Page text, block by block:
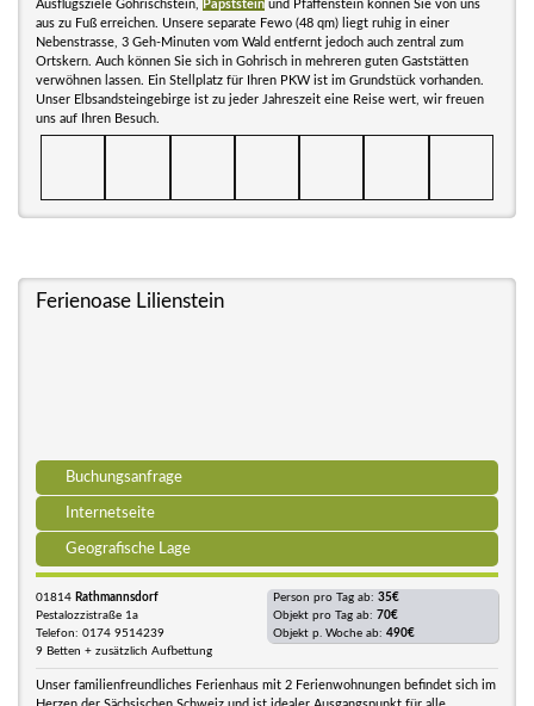
Ausflugsziele Gohrischstein, Papststein und Pfaffenstein können Sie von uns
aus zu Fuß erreichen. Unsere separate Fewo (48 qm) liegt ruhig in einer
Nebenstrasse, 3 Geh-Minuten vom Wald entfernt jedoch auch zentral zum
Ortskern. Auch können Sie sich in Gohrisch in mehreren guten Gaststätten
verwöhnen lassen. Ein Stellplatz für Ihren PKW ist im Grundstück vorhanden.
Unser Elbsandsteingebirge ist zu jeder Jahreszeit eine Reise wert, wir freuen
uns auf Ihren Besuch.
Ferienoase Lilienstein
Buchungsanfrage
Internetseite
Geografische Lage
01814 Rathmannsdorf
Pestalozzistraße 1a
Telefon: 0174 9514239
9 Betten + zusätzlich Aufbettung
Person pro Tag ab: 35€
Objekt pro Tag ab: 70€
Objekt p. Woche ab: 490€
Unser familienfreundliches Ferienhaus mit 2 Ferienwohnungen befindet sich im